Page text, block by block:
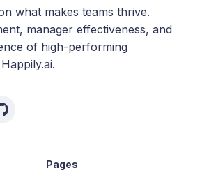
what makes teams thrive.
manager effectiveness, and
of high-performing
Pages